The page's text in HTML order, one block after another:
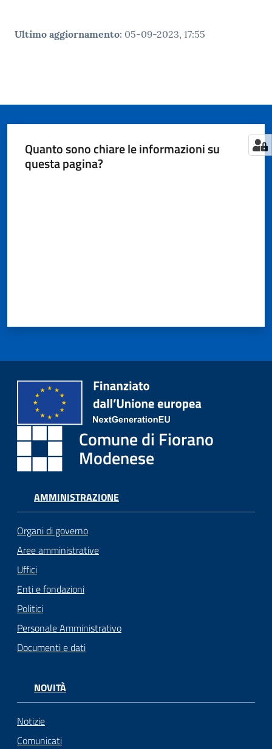
Ultimo aggiornamento: 05-09-2023, 17:55
Quanto sono chiare le informazioni su
questa pagina?
Comune di Fiorano
Modenese
AMMINISTRAZIONE
Organi di governo
Aree amministrative
Uffici
Enti e fondazioni
Politici
Personale Amministrativo
Documenti e dati
NOVITÀ
Notizie
Comunicati